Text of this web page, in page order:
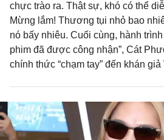
chực trào ra. Thật sự, khó có thể
Mừng lắm! Thương tụi nhỏ bao
nó bấy nhiêu. Cuối cùng, hành
phim đã được công nhận”, Cát
chính thức “chạm tay” đến khán giả